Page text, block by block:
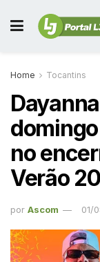
Home Tocantins
no
Verão
por Ascom 01/